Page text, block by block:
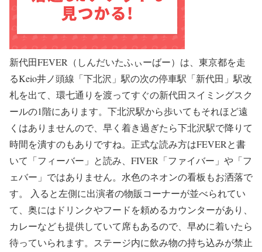
新代田FEVER（しんだいたふぃーばー）は、東京都を走
るKeio井ノ頭線「下北沢」駅の次の停車駅「新代田」駅改
札を出て、環七通りを渡ってすぐの新代田スイミングスク
ールの1階にあります。下北沢駅から歩いてもそれほど遠
くはありませんので、早く着き過ぎたら下北沢駅で降りて
時間を潰すのもありですね。正式な読み方はFEVERと書
いて「フィーバー」と読み、FIVER「ファイバー」や「フ
ェバー」ではありません。水色のネオンの看板もお洒落で
す。 入ると左側に出演者の物販コーナーが並べられてい
て、奥にはドリンクやフードを頼めるカウンターがあり、
カレーなども提供していて席もあるので、早めに着いたら
待っていられます。ステージ内に飲み物の持ち込みが禁止